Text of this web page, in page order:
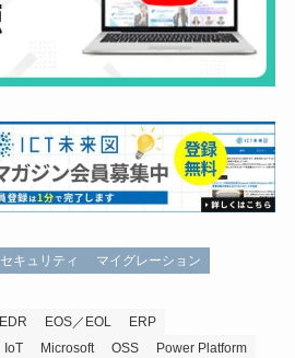
セキュリティ
マイグレーション
EDR EOS／EOL
ERP
IoT Microsoft OSS
Power Platform